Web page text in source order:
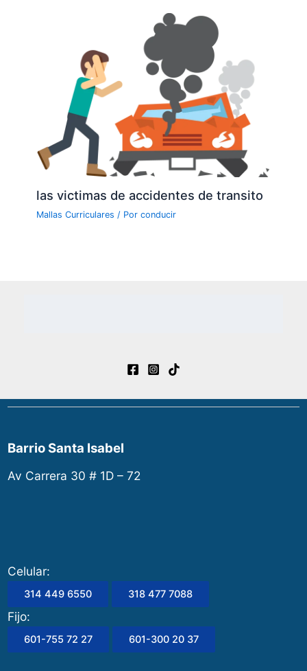
las victimas de accidentes de transito
Mallas Curriculares / Por conducir
Barrio Santa Isabel
Av Carrera 30 # 1D – 72
Celular:
314 449 6550 318 477 7088
Fijo:
601-755 72 27 601-300 20 37